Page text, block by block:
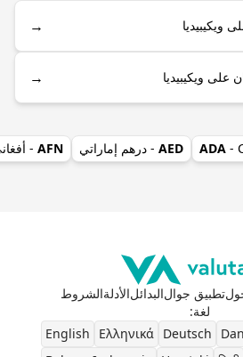
→
→
ADA -
AED - درهم إماراتي AFN
-
تطبيق جوالالبدائلالأدلةالشروط
لغة:
Deutsch
Ελληνικά
English